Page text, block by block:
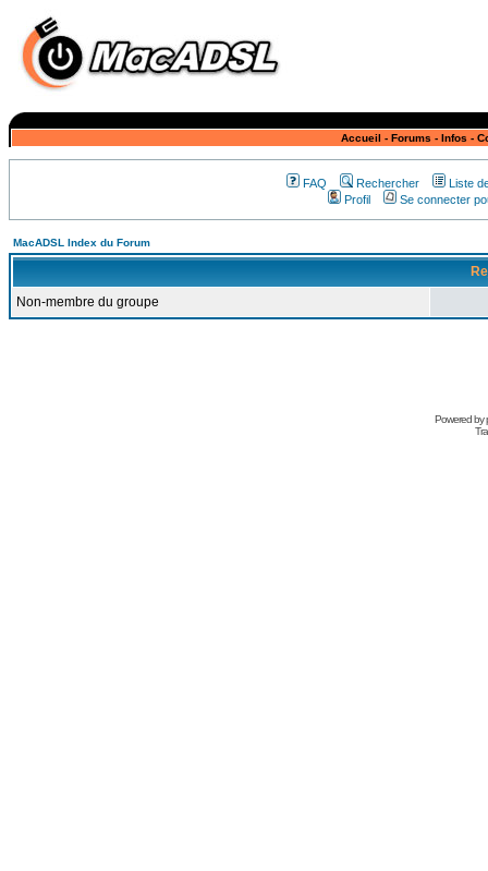
Accueil - Forums - Infos -
FAQ Rechercher
Liste
Profil
Se connecter
MacADSL Index du Forum
Non-membre du groupe
Powered by